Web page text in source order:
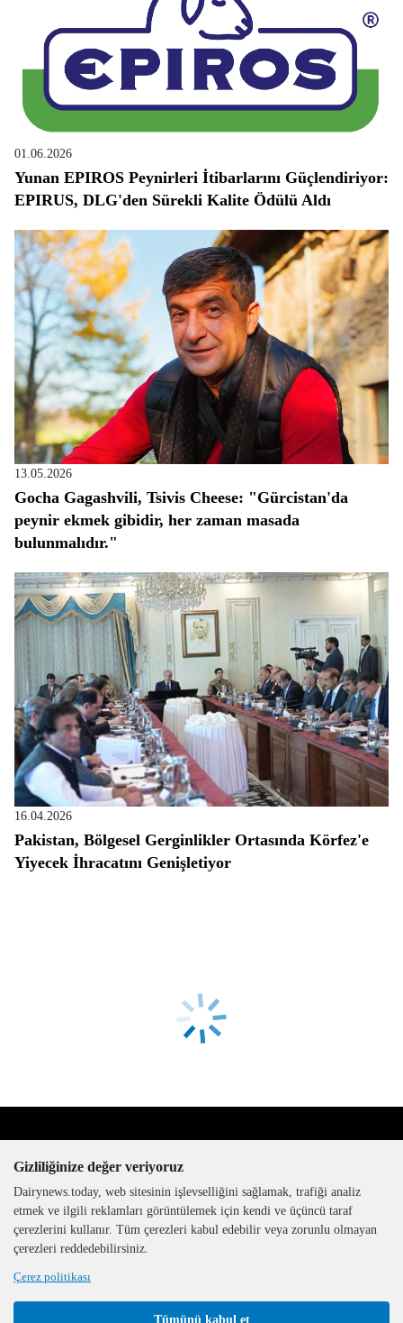
01.06.2026
Yunan EPIROS Peynirleri İtibarlarını Güçlendiriyor:
EPIRUS, DLG'den Sürekli Kalite Ödülü Aldı
13.05.2026
Gocha Gagashvili, Tsivis Cheese: "Gürcistan'da
peynir ekmek gibidir, her zaman masada
bulunmalıdır."
16.04.2026
Pakistan, Bölgesel Gerginlikler Ortasında Körfez'e
Yiyecek İhracatını Genişletiyor
The DairyNews, tüm hakları
saklıdır, 2000-2026
Gizliliğinize değer veriyoruz
Dairynews.today, web sitesinin işlevselliğini sağlamak, trafiği analiz
etmek ve ilgili reklamları görüntülemek için kendi ve üçüncü taraf
çerezlerini kullanır. Tüm çerezleri kabul edebilir veya zorunlu olmayan
çerezleri reddedebilirsiniz.
Çerez politikası
Tümünü kabul et